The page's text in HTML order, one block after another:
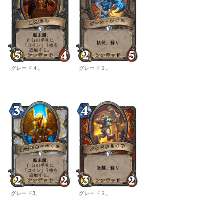
グレード４。 グレード３。
グレード3。 グレード３。